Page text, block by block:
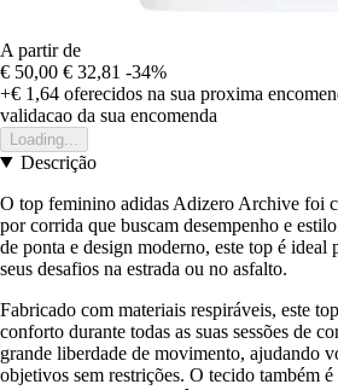
A partir de
€ 50,00 € 32,81 -34%
+€ 1,64 oferecidos na sua proxima
validacao da sua encomenda
Loading...
Descrição
O top feminino adidas Adizero Archive foi
por corrida que buscam desempenho e
de ponta e design moderno, este top é ideal
seus desafios na estrada ou no asfalto.
Fabricado com materiais respiráveis, este
conforto durante todas as suas sessões de
grande liberdade de movimento, ajudando
objetivos sem restrições. O tecido também é